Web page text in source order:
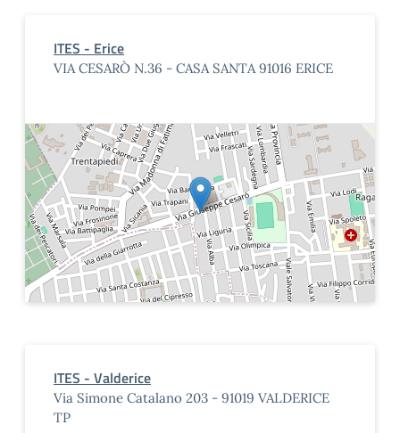
ITES - Erice
VIA CESARÒ N.36 - CASA SANTA 91016 ERICE
ITES - Valderice
Via Simone Catalano 203 - 91019 VALDERICE
TP